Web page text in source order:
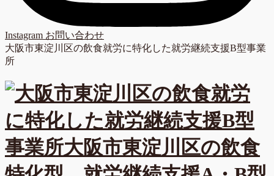
Instagram お問い合わせ
大阪市東淀川区の飲食就労に特化した就労継続支援B型事業
所